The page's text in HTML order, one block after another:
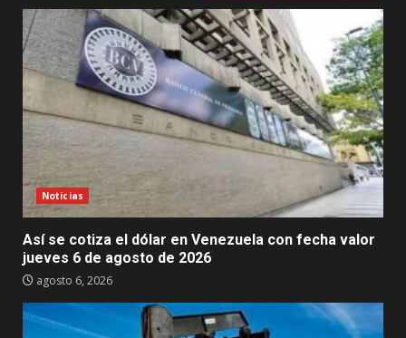
Noticias
Así se cotiza el dólar en Venezuela con fecha valor
jueves 6 de agosto de 2026
agosto 6, 2026